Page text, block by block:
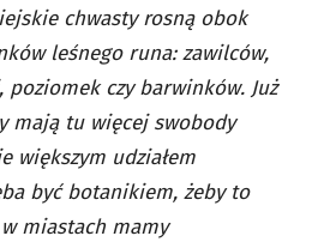
chwasty rosną obok
leśnego runa: zawilców,
poziomek czy barwinków. Już
mają tu więcej swobody
większym udziałem
być botanikiem, żeby to
miastach mamy